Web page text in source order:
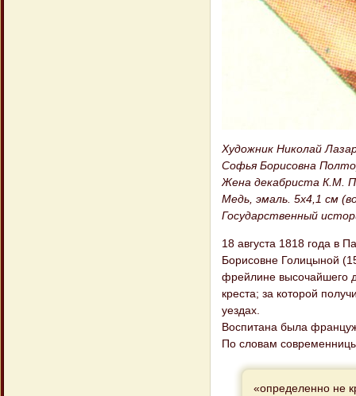
Художник Николай
Софья Борисовна
Жена декабриста К.М.
Медь, эмаль. 5x4,1 см
Государственный
18 августа 1818 года в
Борисовне Голицыной
фрейлине высочайшего
креста; за которой
уездах.
Воспитана была
По словам
«определенно не